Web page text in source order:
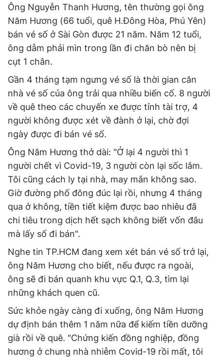
Ông Nguyễn Thanh Hương, tên thường gọi ông
Năm Hương (66 tuổi, quê H.Đông Hòa, Phú Yên)
bán vé số ở Sài Gòn được 21 năm. Năm 12 tuổi,
ông dẫm phải mìn trong lần đi chăn bò nên bị
cụt 1 chân.
Gần 4 tháng tạm ngưng vé số là thời gian căn
nhà vé số của ông trải qua nhiều biến cố. 8 người
về quê theo các chuyến xe được tỉnh tài trợ, 4
người không được xét về đành ở lại, chờ đợi
ngày được đi bán vé số.
Ông Năm Hương thở dài: "Ở lại 4 người thì 1
người chết vì Covid-19, 3 người còn lại sốc lắm.
Tôi cũng cách ly tại nhà, may mắn không sao.
Giờ đường phố đông đúc lại rồi, nhưng 4 tháng
qua ở không, tiền tiết kiệm được bao nhiêu đã
chi tiêu trong dịch hết sạch không biết vốn đâu
mà lấy số đi bán".
Nghe tin TP.HCM đang xem xét bán vé số trở lại,
ông Năm Hương cho biết, nếu được ra ngoài,
ông sẽ đi bán quanh khu vực Q.1, Q.3, tìm lại
những khách quen cũ.
Sức khỏe ngày càng đi xuống, ông Năm Hương
dự định bán thêm 1 năm nữa để kiếm tiền dưỡng
già rồi về quê. "Chứng kiến đồng nghiệp, đồng
hương ở chung nhà nhiễm Covid-19 rồi mất, tôi